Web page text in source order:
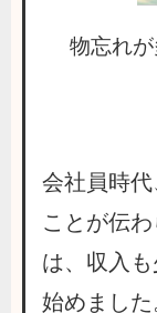
物忘れ
会社員時
ことが伝
は、収入
始めました